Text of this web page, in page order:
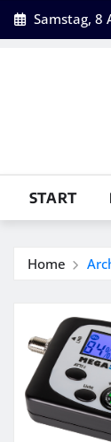
Skip
to
Samstag, 8
START
Home